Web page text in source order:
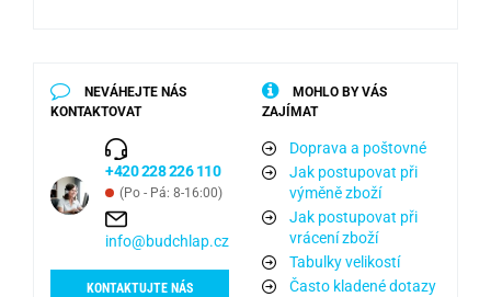
NEVÁHEJTE NÁS
KONTAKTOVAT
+420 228 226 110
(Po - Pá: 8-16:00)
info@budchlap.cz
KONTAKTUJTE NÁS
MOHLO BY VÁS
ZAJÍMAT
Doprava a poštovné
Jak postupovat při
výměně zboží
Jak postupovat při
vrácení zboží
Tabulky velikostí
Často kladené dotazy